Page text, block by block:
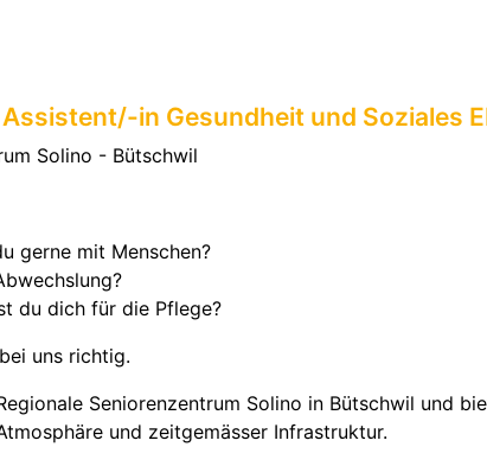
in Gesundheit und Soziales
Solino - Bütschwil
gerne mit Menschen?
du dich für die Pflege?
uns richtig.
Seniorenzentrum Solino in Bütschwil und
und zeitgemässer Infrastruktur.